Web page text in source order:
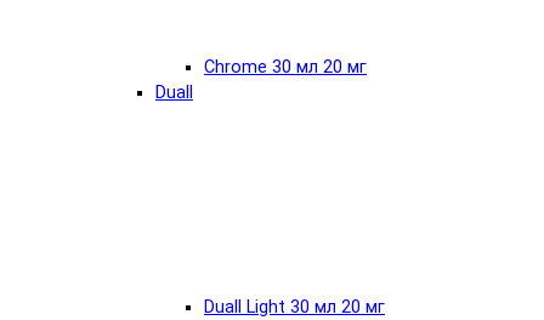
Chrome 30 мл 20 мг
Duall
Duall Light 30 мл 20 мг